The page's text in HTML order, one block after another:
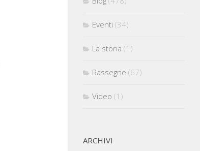
Eventi (34)
La storia (1)
Rassegne (67)
Video (1)
ARCHIVI